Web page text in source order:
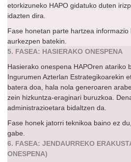
etorkizuneko HAPO gidatuko duten
idazten dira.
Fase honetan parte hartzea
aurkezpen batekin.
5. FASEA: HASIERAKO ONESPENA
Hasierako onespena HAPOren atariko
Ingurumen Azterlan Estrategikoarekin
batera doa, hala nola generoaren
zein hizkuntza-eraginari buruzkoa.
administrazioetara bidaltzen da.
Fase honek jatorri teknikoa baino ez
gabe.
6. FASEA: JENDAURREKO
ONESPENA)